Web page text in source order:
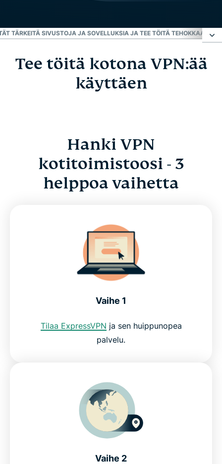
TÄRKEITÄ SIVUSTOJA JA SOVELLUKSIA JA TEE TÖITÄ TEHOKKAASTI
Tee töitä kotona VPN:ää käyttäen
Hanki VPN kotitoimistoosi - 3 helppoa vaihetta
Koe suoratoistopalveluiden todellinen voima
Miksi käyttää ExpressVPN:ää?
Hanki ExpressVPN kaikille laitteillesi
Usein kysytyt kysymykset
Kokeile riskitöntä VPN:ää etätyöskentelyyn
Tee töitä kotona VPN:ää
käyttäen
Hanki VPN
kotitoimistoosi - 3
helppoa vaihetta
Vaihe 1
Tilaa ExpressVPN ja sen huippunopea
palvelu.
Vaihe 2